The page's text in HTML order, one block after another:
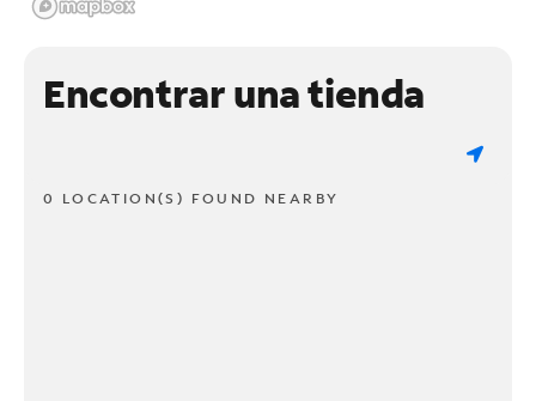
Encontrar una tienda
0 LOCATION(S) FOUND NEARBY